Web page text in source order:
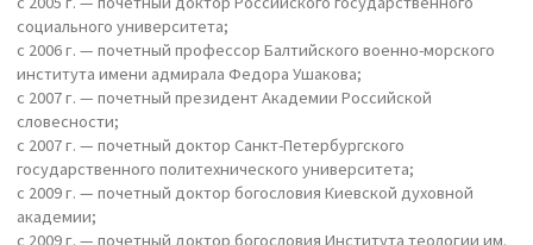
социального университета;
с 2006 г. — почетный профессор Балтийского военно-морского
института имени адмирала Федора Ушакова;
с 2007 г. — почетный президент Академии Российской
словесности;
с 2007 г. — почетный доктор Санкт-Петербургского
государственного политехнического университета;
с 2009 г. — почетный доктор богословия Киевской духовной
академии;
с 2009 г. — почетный доктор богословия Института теологии им.